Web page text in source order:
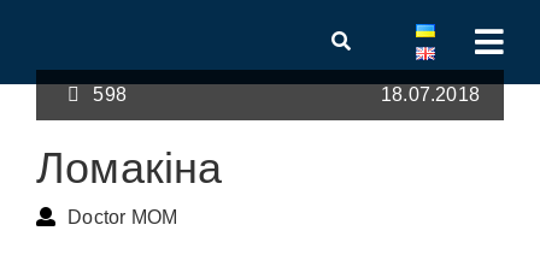
598 18.07.2018
Ломакіна
Doctor MOM